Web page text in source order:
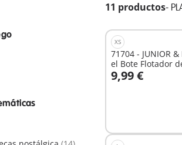
11 productos-
XS
71704 - JUNIOR
el Bote Flotador
9,99 €
A la cesta